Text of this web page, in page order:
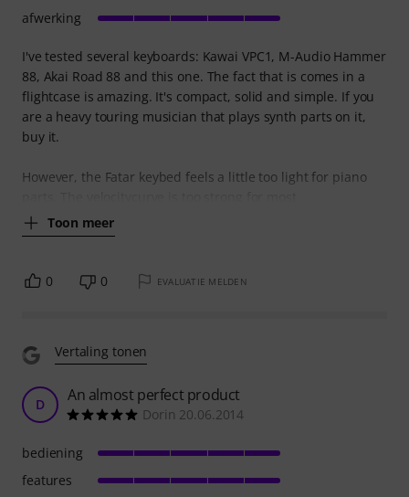
I've tested several keyboards: Kawai VPC1, M-Audio Hammer
88, Akai Road 88 and this one. The fact that is comes in a
flightcase is amazing. It's compact, solid and simple. If you
are a heavy touring musician that plays synth parts on it,
buy it.
However, the Fatar keybed feels a little too light for piano
Toon meer
afwerking
0 0 EVALUATIE MELDEN
Vertaling tonen
D An almost perfect product
Dorin 20.06.2014
bediening
features